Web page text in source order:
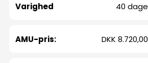
Varighed 40 dage
AMU-pris: DKK 8.720,00